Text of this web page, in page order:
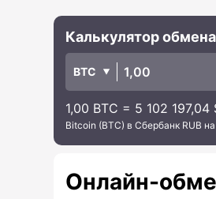
Калькулятор обмена
BTC
1,00 BTC = 5 102 197,04
Bitcoin (BTC) в Сбербанк RUB
Онлайн-